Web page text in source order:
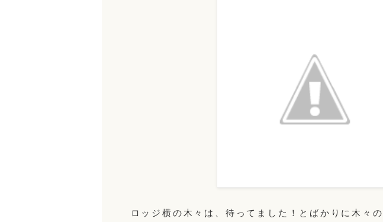
ロッジ横の木々は、待ってました！とばかりに木々